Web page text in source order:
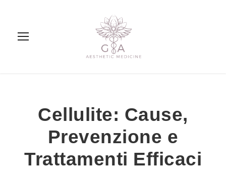
Cellulite: Cause,
Prevenzione e
Trattamenti Efficaci